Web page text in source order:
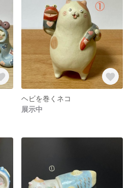
ヘビを巻くネコ
展示中